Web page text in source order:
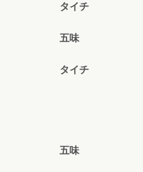
タイチ
五味
タイチ
五味